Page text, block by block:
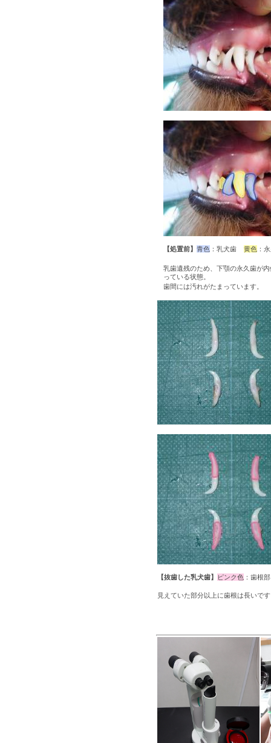
【処置前】 青色 ：乳犬歯 黄色 ：
乳歯遺残のため、下顎の永久歯が
っている状態。
歯間には汚れがたまっています。
【抜歯した乳犬歯】 ピンク色 ：歯根部
見えていた部分以上に歯根は長いで